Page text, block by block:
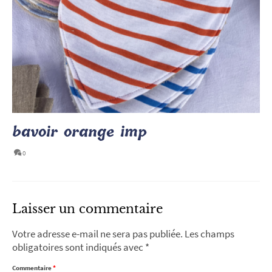
bavoir orange imp
0
Laisser un commentaire
Votre adresse e-mail ne sera pas publiée. Les champs
obligatoires sont indiqués avec *
Commentaire*